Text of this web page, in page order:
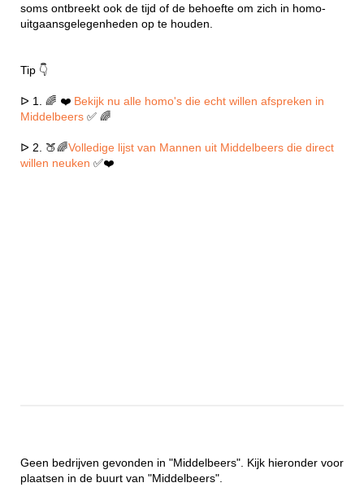
soms ontbreekt ook de tijd of de behoefte om zich in homo-
uitgaansgelegenheden op te houden.
Tip 👇
ᐅ 1. 🌈 ❤️ Bekijk nu alle homo's die echt willen afspreken in
Middelbeers ✅ 🌈
ᐅ 2. 🍑🌈Volledige lijst van Mannen uit Middelbeers die direct
willen neuken ✅❤️
Geen bedrijven gevonden in "Middelbeers". Kijk hieronder voor
plaatsen in de buurt van "Middelbeers".